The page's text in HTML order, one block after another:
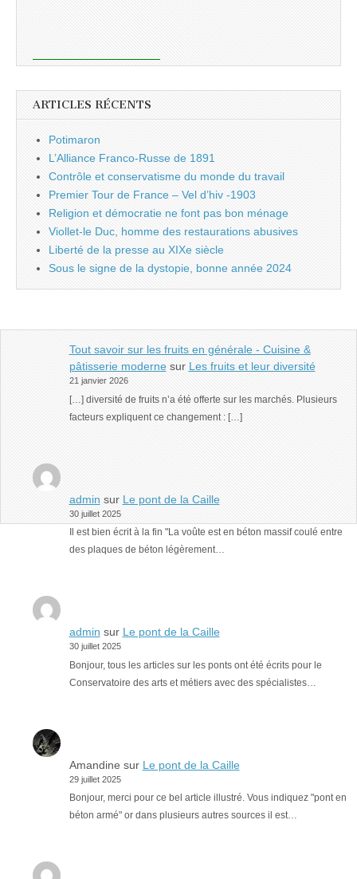
ARTICLES RÉCENTS
Potimaron
L’Alliance Franco-Russe de 1891
Contrôle et conservatisme du monde du travail
Premier Tour de France – Vel d’hiv -1903
Religion et démocratie ne font pas bon ménage
Viollet-le Duc, homme des restaurations abusives
Liberté de la presse au XIXe siècle
Sous le signe de la dystopie, bonne année 2024
Tout savoir sur les fruits en générale - Cuisine &
pâtisserie modernesur Les fruits et leur diversité
21 janvier 2026
[…] diversité de fruits n’a été offerte sur les marchés. Plusieurs
facteurs expliquent ce changement : […]
admin sur Le pont de la Caille
30 juillet 2025
Il est bien écrit à la fin "La voûte est en béton massif coulé entre
des plaques de béton légèrement…
admin sur Le pont de la Caille
30 juillet 2025
Bonjour, tous les articles sur les ponts ont été écrits pour le
Conservatoire des arts et métiers avec des spécialistes…
Amandine sur Le pont de la Caille
29 juillet 2025
Bonjour, merci pour ce bel article illustré. Vous indiquez "pont en
béton armé" or dans plusieurs autres sources il est…